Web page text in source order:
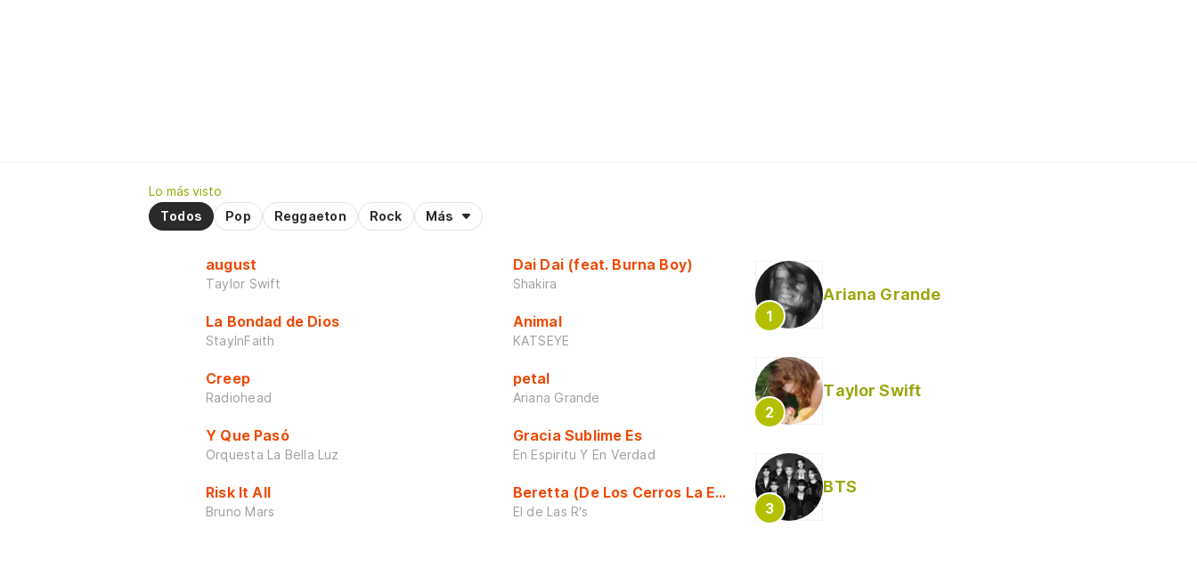
Lo más visto
Todos
Pop Reggaeton Rock Más
august
Taylor Swift
La Bondad de Dios
StayInFaith
Creep
Radiohead
Y Que Pasó
Orquesta La Bella Luz
Risk It All
Bruno Mars
Dai Dai (feat. Burna Boy)
Shakira
Animal
KATSEYE
petal
Ariana Grande
Gracia Sublime Es
En Espiritu Y En Verdad
Beretta (De Los Cerros La Escuela)
El de Las R's
Ariana Grande
Taylor Swift
BTS